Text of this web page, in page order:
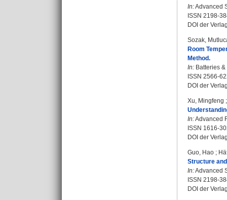
In:Advanced
ISSN 2198-
DOI der
Sozak,
Room
Method.
In: Batteries
ISSN 2566-
DOI der
Xu, Mingfeng
In:Advanced
ISSN 1616-
DOI der
Guo, Hao ;
Structure
In:Advanced
ISSN 2198-
DOI der